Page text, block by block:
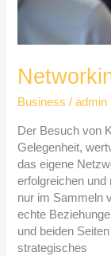
Business /admin
Der Besuch von
Gelegenheit,
das eigene
erfolgreichen und
nur im Sammeln
echte
und beiden
strategisches